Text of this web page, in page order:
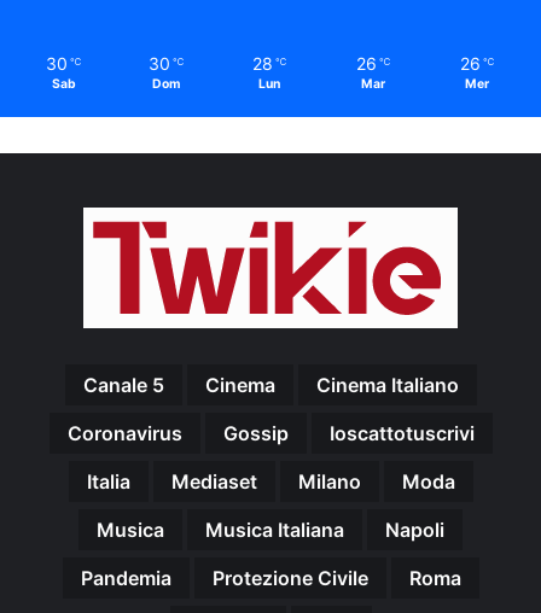
30 ℃
Sab
30 ℃
Dom
28 ℃
Lun
26 ℃
Mar
26 ℃
Mer
Canale 5 Cinema
Cinema Italiano
Coronavirus
Gossip
Ioscattotuscrivi
Italia
Mediaset Milano
Moda
Musica
Musica Italiana
Napoli
Pandemia
Protezione Civile
Roma